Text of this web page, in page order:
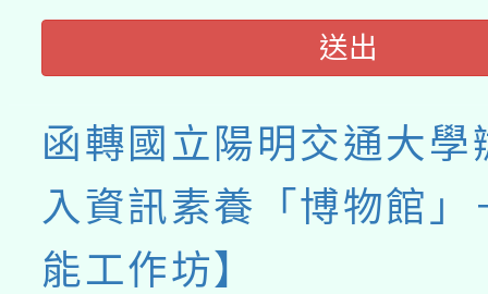
送出
函轉國立陽明交通大學
入資訊素養「博物館」
能工作坊】